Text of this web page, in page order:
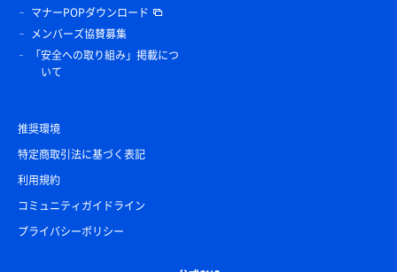
マナーPOPダウンロード
メンバーズ協賛募集
「安全への取り組み」掲載につ
いて
推奨環境
特定商取引法に基づく表記
利用規約
コミュニティガイドライン
プライバシーポリシー